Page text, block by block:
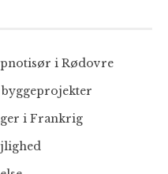
i Rødovre
i Frankrig